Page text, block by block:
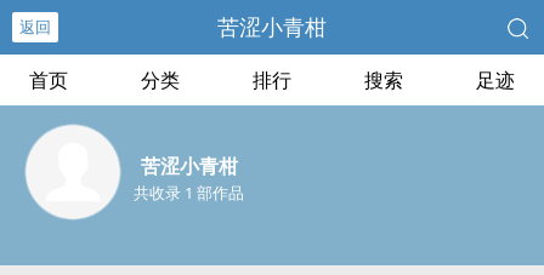
返回 苦涩小青柑
首页 分类 排行 搜索 足迹
苦涩小青柑
共收录 1 部作品